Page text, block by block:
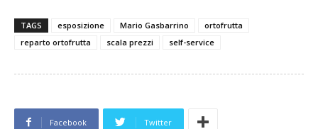
TAGS esposizione Mario Gasbarrino
ortofrutta
reparto ortofrutta
scala prezzi self-service
Facebook Twitter